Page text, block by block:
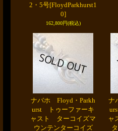
2・5号[FloydParkhurst1
0]
162,800円(税込)
ナバホ Floyd・Parkh
urst トゥーファーキ
ャスト ターコイズマ
ウンテンターコイズ
ナ
ャ